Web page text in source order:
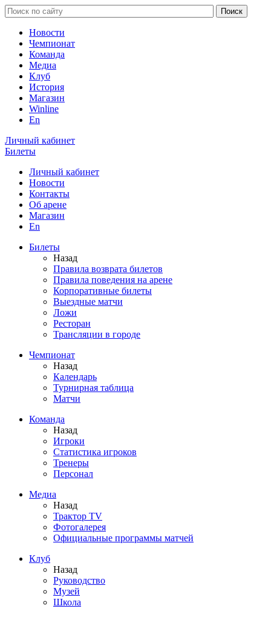
Новости
Чемпионат
Команда
Медиа
Клуб
История
Магазин
Winline
En
Личный кабинет
Билеты
Личный кабинет
Новости
Контакты
Об арене
Магазин
En
Билеты
Назад
Правила возврата билетов
Правила поведения на арене
Корпоративные билеты
Выездные матчи
Ложи
Ресторан
Трансляции в городе
Чемпионат
Назад
Календарь
Турнирная таблица
Матчи
Команда
Назад
Игроки
Статистика игроков
Тренеры
Персонал
Медиа
Назад
Трактор TV
Фотогалерея
Официальные программы матчей
Клуб
Назад
Руководство
Музей
Школа